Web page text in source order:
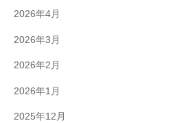
2026年4月
2026年3月
2026年2月
2026年1月
2025年12月